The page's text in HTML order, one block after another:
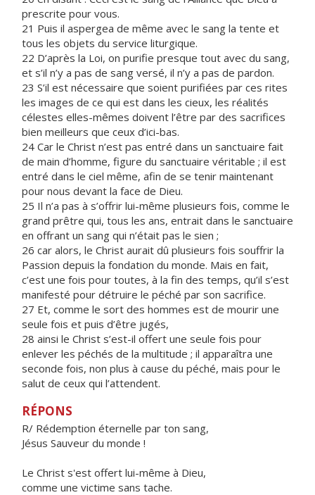
prescrite pour vous.
21 Puis il aspergea de même avec le sang la tente et
tous les objets du service liturgique.
22 D’après la Loi, on purifie presque tout avec du sang,
et s’il n’y a pas de sang versé, il n’y a pas de pardon.
23 S’il est nécessaire que soient purifiées par ces rites
les images de ce qui est dans les cieux, les réalités
célestes elles-mêmes doivent l’être par des sacrifices
bien meilleurs que ceux d’ici-bas.
24 Car le Christ n’est pas entré dans un sanctuaire fait
de main d’homme, figure du sanctuaire véritable ; il est
entré dans le ciel même, afin de se tenir maintenant
pour nous devant la face de Dieu.
25 Il n’a pas à s’offrir lui-même plusieurs fois, comme le
grand prêtre qui, tous les ans, entrait dans le sanctuaire
en offrant un sang qui n’était pas le sien ;
26 car alors, le Christ aurait dû plusieurs fois souffrir la
Passion depuis la fondation du monde. Mais en fait,
c’est une fois pour toutes, à la fin des temps, qu’il s’est
manifesté pour détruire le péché par son sacrifice.
27 Et, comme le sort des hommes est de mourir une
seule fois et puis d’être jugés,
28 ainsi le Christ s’est-il offert une seule fois pour
enlever les péchés de la multitude ; il apparaîtra une
seconde fois, non plus à cause du péché, mais pour le
salut de ceux qui l’attendent.
RÉPONS
R/ Rédemption éternelle par ton sang,
Jésus Sauveur du monde !
Le Christ s'est offert lui-même à Dieu,
comme une victime sans tache.